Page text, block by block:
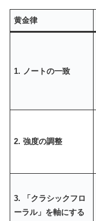
黄金律
1. ノートの一致
2. 強度の調整
3. 「クラシックフロ
ーラル」を軸にする